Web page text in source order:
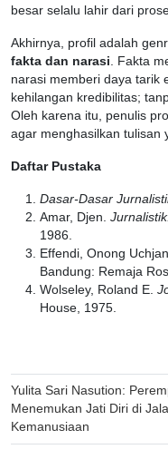
besar selalu lahir dari
Akhirnya, profil adalah
fakta dan narasi . Fakta
narasi memberi daya tarik
kehilangan kredibilitas;
Oleh karena itu, penulis
agar menghasilkan tulisan
Daftar Pustaka
Dasar-Dasar
Amar, Djen.
1986.
Effendi, Onong
Bandung: Remaja
Wolseley, Roland E.
House, 1975.
Post
navigation
Yulita Sari Nasution:
Menemukan Jati Diri di
Kemanusiaan